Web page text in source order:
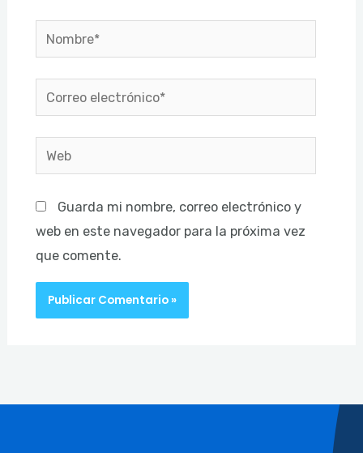
Nombre*
Correo
electrónico*
Web
Guarda mi nombre, correo electrónico y
web en este navegador para la próxima vez
que comente.